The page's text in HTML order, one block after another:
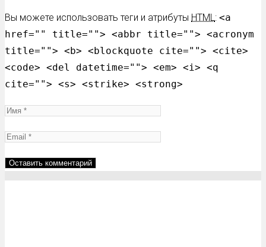
Вы можете использовать теги и атрибуты HTML: <a
href="" title=""> <abbr title=""> <acronym
title=""> <b> <blockquote cite=""> <cite>
<code> <del datetime=""> <em> <i> <q
cite=""> <s> <strike> <strong>